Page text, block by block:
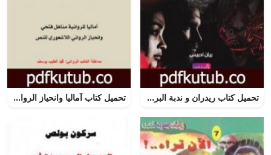
تحميل كتاب ريدران و ندبة البردن السفلية PDF تأليف ريان إدريس مجانا [كامل] تحميل كتاب آماليا وانحياز الروائي اللاشعوري للنص بقلم الروائي محمد الطيب يوسف PDF تأليف منتدى الرواية السودانية مجانا [كامل]